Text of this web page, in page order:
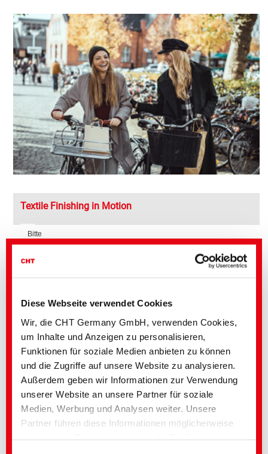
Diese Webseite verwendet Cookies
Wir, die CHT Germany GmbH, verwenden Cookies,
um Inhalte und Anzeigen zu personalisieren,
Funktionen für soziale Medien anbieten zu können
und die Zugriffe auf unsere Website zu analysieren.
Außerdem geben wir Informationen zur Verwendung
unserer Website an unsere Partner für soziale
Medien, Werbung und Analysen weiter. Unsere
Partner führen diese Informationen möglicherweise
Textile Finishing in Motion
Bitte
akzeptieren
Marketing
um
anzuschauen.
ARRISTAN rAIR
POLYAVIN bPEN
Weiterführende Medien
Bereich Titel englisch Sprache
Textile Solutions
Take up the Thread |
Finishing of yarns and
Textile Solutions
ECOPERL YWR |
Sustainable Water